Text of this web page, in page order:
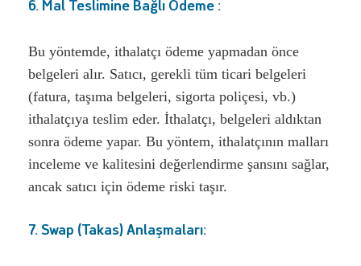
6. Mal Teslimine Bağlı Ödeme :
Bu yöntemde, ithalatçı ödeme yapmadan önce
belgeleri alır. Satıcı, gerekli tüm ticari belgeleri
(fatura, taşıma belgeleri, sigorta poliçesi, vb.)
ithalatçıya teslim eder. İthalatçı, belgeleri aldıktan
sonra ödeme yapar. Bu yöntem, ithalatçının malları
inceleme ve kalitesini değerlendirme şansını sağlar,
ancak satıcı için ödeme riski taşır.
7. Swap (Takas) Anlaşmaları: